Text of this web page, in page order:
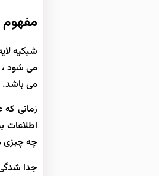
شبکیه
می شود ،
می باشد.
زمانی
اطلاعات
چه چیزی
جدا